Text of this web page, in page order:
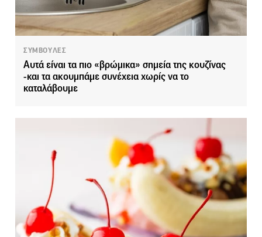
ΣΥΜΒΟΥΛΕΣ
Αυτά είναι τα πιο «βρώμικα» σημεία της κουζίνας
-και τα ακουμπάμε συνέχεια χωρίς να το
καταλάβουμε